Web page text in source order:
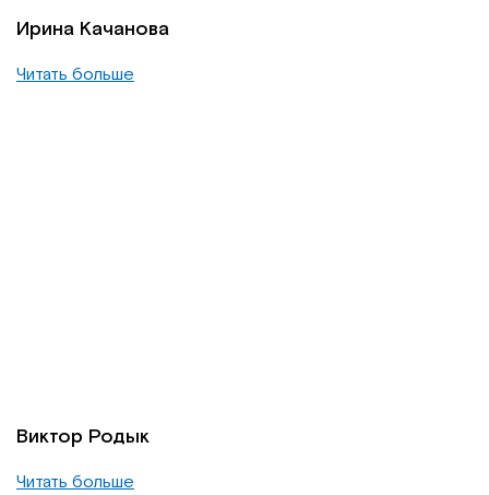
Ирина Качанова
Читать больше
Виктор Родык
Читать больше